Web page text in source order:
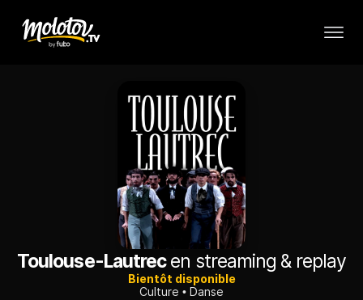
Toulouse-Lautrecen streaming & replay
Bientôt disponible
Culture
Danse